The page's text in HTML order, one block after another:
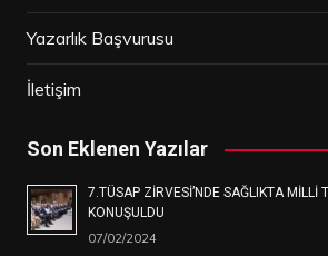
Yazarlık Başvurusu
İletişim
Son Eklenen Yazılar
7.TÜSAP ZİRVESİ’NDE SAĞLIKTA MİLLİ
KONUŞULDU
07/02/2024